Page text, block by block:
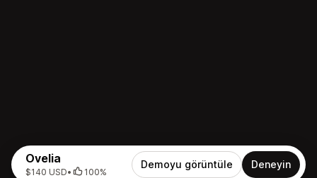
Ovelia
$140 USD• 100%
Demoyu görüntüle Deneyin